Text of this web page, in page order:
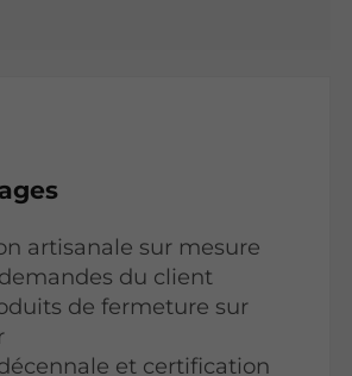
artisanale sur mesure
du client
de fermeture sur
et certification